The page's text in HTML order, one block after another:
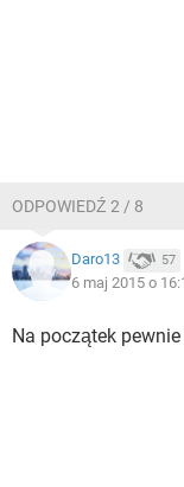
ODPOWIEDŹ 2 / 8
Daro13 57
6 maj 2015 o
Na początek